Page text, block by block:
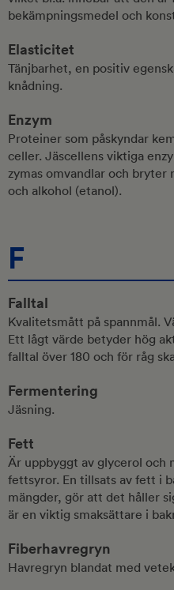
bekämpningsmedel och
Elasticitet
Tänjbarhet, en positiv
knådning.
Enzym
Proteiner som påskyndar
celler. Jäscellens viktiga
zymas omvandlar och
och alkohol (etanol).
F
Falltal
Kvalitetsmått på spannmål.
Ett lågt värde betyder hög
falltal över 180 och för råg
Fermentering
Jäsning.
Fett
Är uppbyggt av glycerol och
fettsyror. En tillsats av fett i
mängder, gör att det håller
är en viktig smaksättare i
Fiberhavregryn
Havregryn blandat med